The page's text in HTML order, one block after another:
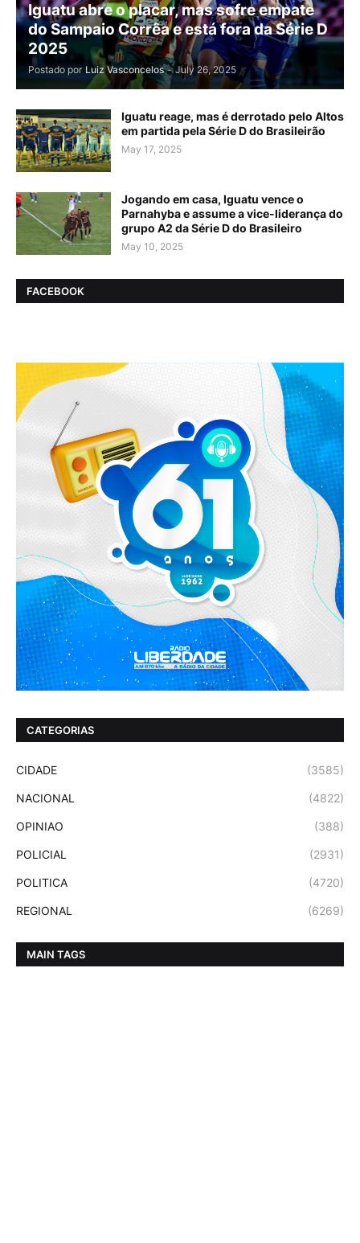
Iguatu abre o placar, mas sofre empate
do Sampaio Corrêa e está fora da Série D
2025
Postado por Luiz Vasconcelos - July 26, 2025
Iguatu reage, mas é derrotado pelo Altos
em partida pela Série D do Brasileirão
May 17, 2025
Jogando em casa, Iguatu vence o
Parnahyba e assume a vice-liderança do
grupo A2 da Série D do Brasileiro
May 10, 2025
FACEBOOK
CATEGORIAS
CIDADE (3585)
NACIONAL (4822)
OPINIAO (388)
POLICIAL (2931)
POLITICA (4720)
REGIONAL (6269)
MAIN TAGS